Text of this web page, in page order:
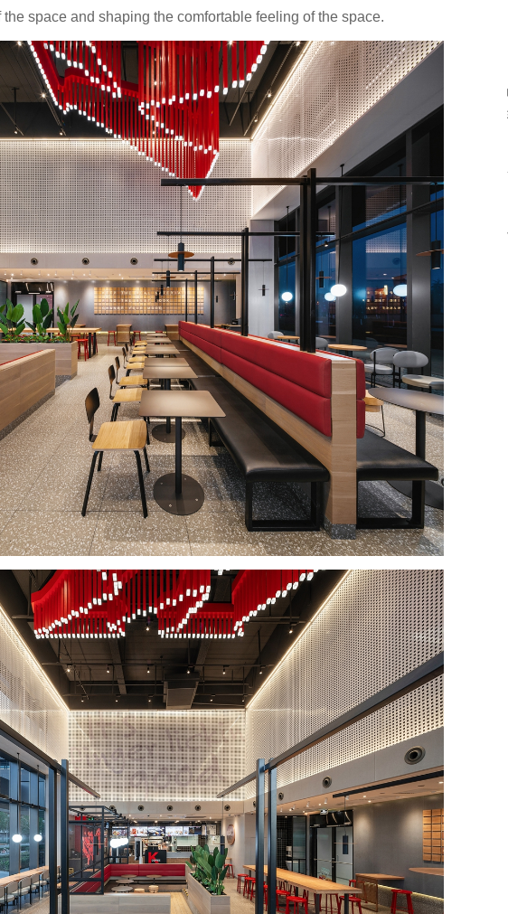
space and shaping the comfortable feeling of the space.